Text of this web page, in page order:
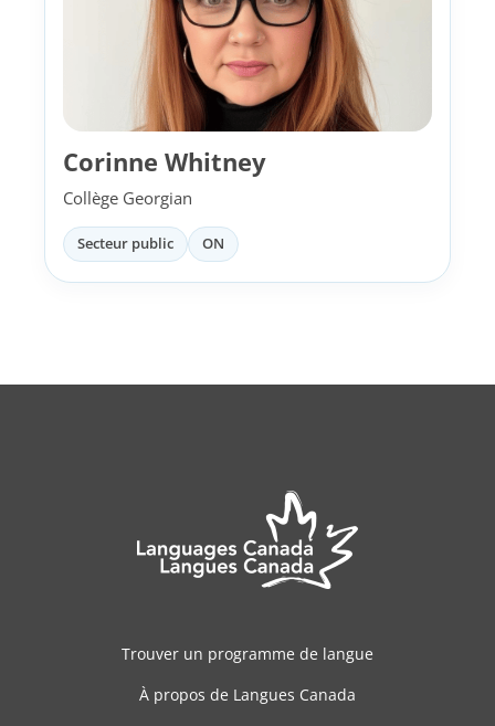
Corinne Whitney
Collège Georgian
Secteur public ON
Trouver un programme de langue
À propos de Langues Canada